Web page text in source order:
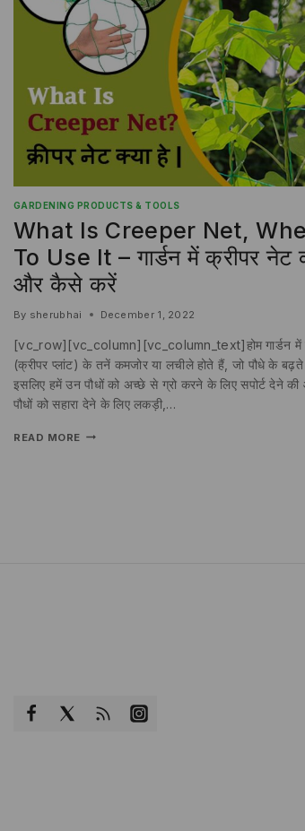
GARDENING PRODUCTS & TOOLS
What Is Creeper Net,
To Use It – गार्डन में क्रीपर नेट
और कैसे करें
By sherubhai December 1, 2022
[vc_row][vc_column][vc_column_text]होम गार्डन में
(क्रीपर प्लांट) के तनें कमजोर या लचीले होते हैं, जो पौधे के
इसलिए हमें उन पौधों को अच्छे से ग्रो करने के लिए सपोर्ट देने
पौधों को सहारा देने के लिए लकड़ी,…
READ MORE